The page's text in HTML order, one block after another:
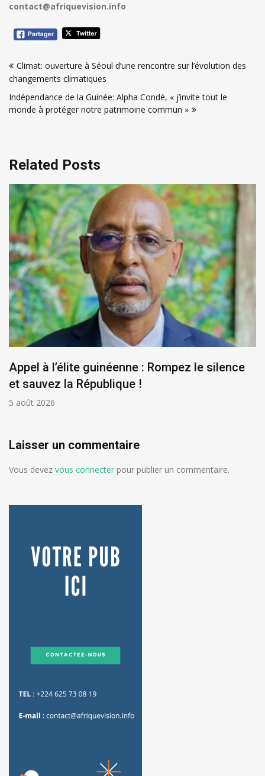
contact@afriquevision.info
de
l’article
Climat: ouverture à Séoul d’une rencontre sur l’évolution des
changements climatiques
Indépendance de la Guinée: Alpha Condé, « j’invite tout le
monde à protéger notre patrimoine commun »
Related Posts
Appel à l’élite guinéenne : Rompez le silence
et sauvez la République !
5 août 2026
Laisser un commentaire
Vous devez vous connecter pour publier un commentaire.